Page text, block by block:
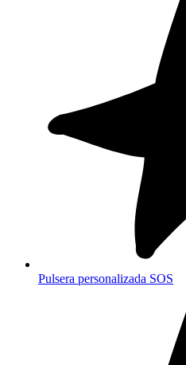
Pulsera personalizada SOS